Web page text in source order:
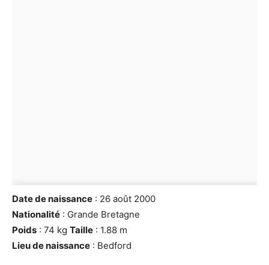
Date de naissance : 26 août 2000
Nationalité : Grande Bretagne
Poids : 74 kg Taille : 1.88 m
Lieu de naissance : Bedford